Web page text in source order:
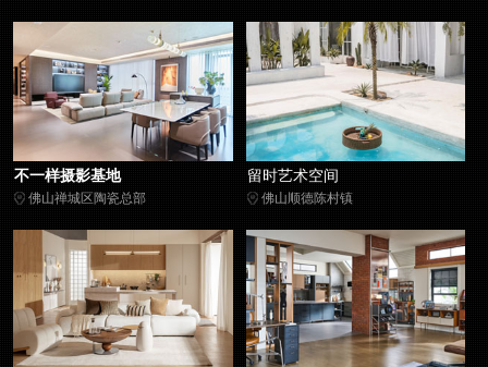
不一样摄影基地
佛山禅城区陶瓷总部
留时艺术空间
佛山顺德陈村镇